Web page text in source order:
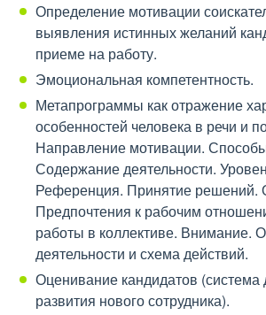
Определение мотивации
выявления истинных желаний
приеме на работу.
Эмоциональная компетентность.
Метапрограммы как отражение
особенностей человека в речи и
Направление мотивации.
Содержание деятельности.
Референция. Принятие решений.
Предпочтения к рабочим
работы в коллективе. Внимание.
деятельности и схема действий.
Оценивание кандидатов
развития нового сотрудника).